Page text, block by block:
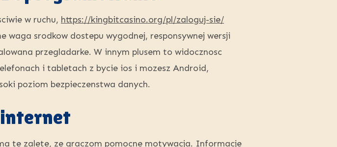
w ruchu, https://kingbitcasino.org/pl/zaloguj-sie/
waga srodkow dostepu wygodnej, responsywnej wersji
przegladarke. W innym plusem to widocznosc
i tabletach z bycie ios i mozesz Android,
poziom bezpieczenstwa danych.
internet
te zalete, ze graczom pomocne motywacja. Informacje